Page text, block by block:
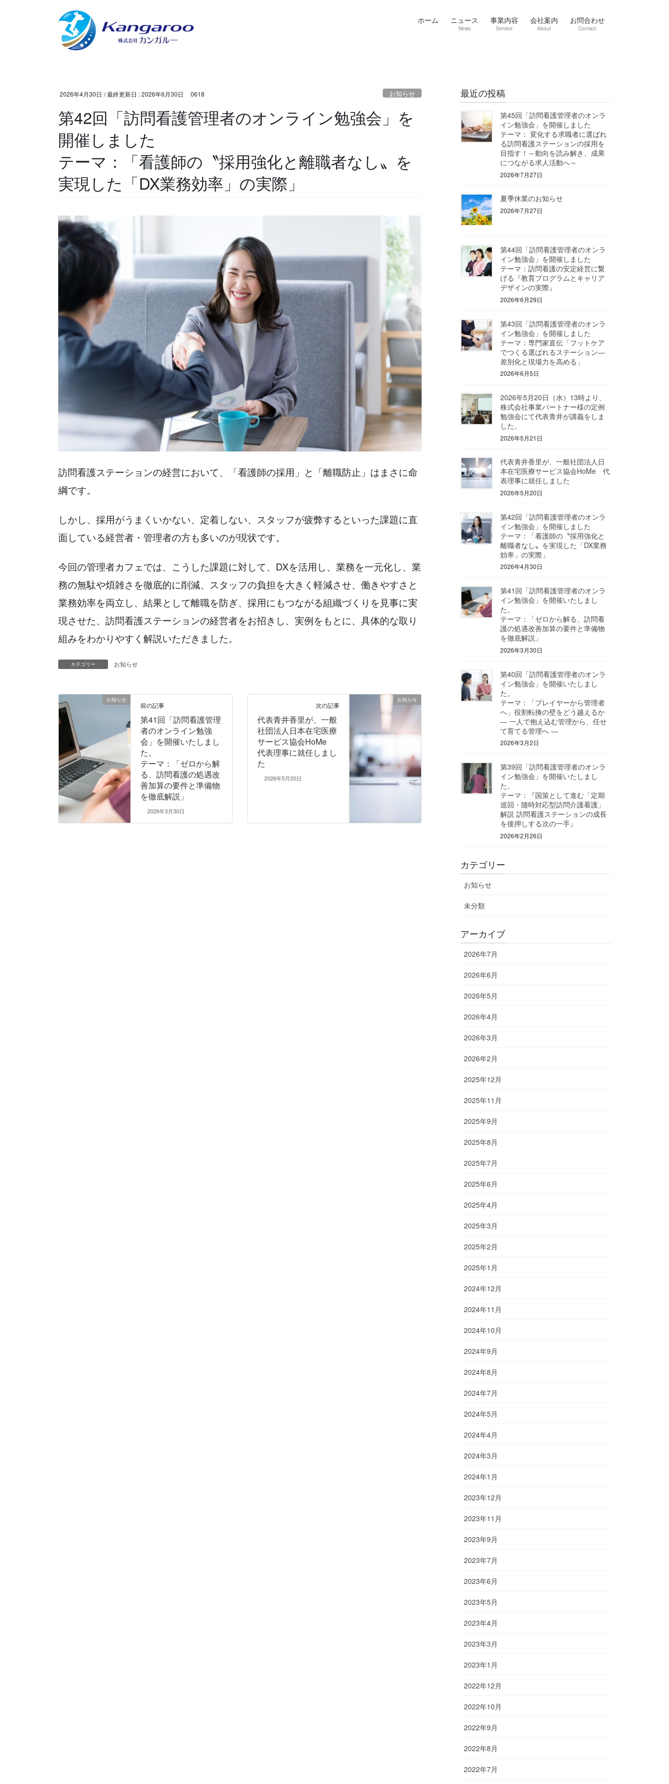
ホーム ニュース
News
事業内容
Service
会社案内
About
お問合わせ
Contact
2026年4月30日 / 最終更新日 :2026年6月30日 0618 お知らせ
第42回「訪問看護管理者のオンライン勉強会」を
開催しました
テーマ：「看護師の〝採用強化と離職者なし〟を
実現した「DX業務効率」の実際」
訪問看護ステーションの経営において、「看護師の採用」と「離職防止」はまさに命
綱です。
しかし、採用がうまくいかない、定着しない、スタッフが疲弊するといった課題に直
面している経営者・管理者の方も多いのが現状です。
今回の管理者カフェでは、こうした課題に対して、DXを活用し、業務を一元化し、業
務の無駄や煩雑さを徹底的に削減、スタッフの負担を大きく軽減させ、働きやすさと
業務効率を両立し、結果として離職を防ぎ、採用にもつながる組織づくりを見事に実
現させた、訪問看護ステーションの経営者をお招きし、実例をもとに、具体的な取り
組みをわかりやすく解説いただきました。
カテゴリー お知らせ
お知らせ
前の記事
第41回「訪問看護管理
者のオンライン勉強
会」を開催いたしまし
た。
テーマ：「ゼロから解
る、訪問看護の処遇改
善加算の要件と準備物
を徹底解説」
2026年3月30日
お知らせ
次の記事
代表青井香里が、一般
社団法人日本在宅医療
サービス協会HoMe
代表理事に就任しまし
た
2026年5月20日
最近の投稿
第45回「訪問看護管理者のオンラ
イン勉強会」を開催しました
テーマ： 変化する求職者に選ばれ
る訪問看護ステーションの採用を
目指す！～動向を読み解き、成果
につながる求人活動へ～
2026年7月27日
夏季休業のお知らせ
2026年7月27日
第44回「訪問看護管理者のオンラ
イン勉強会」を開催しました
テーマ：訪問看護の安定経営に繋
げる『教育プログラムとキャリア
デザインの実際』
2026年6月29日
第43回「訪問看護管理者のオンラ
イン勉強会」を開催しました
テーマ：専門家直伝「フットケア
でつくる選ばれるステーション―
差別化と現場力を高める」
2026年6月5日
2026年5月20日（水）13時より、
株式会社事業パートナー様の定例
勉強会にて代表青井が講義をしま
した。
2026年5月21日
代表青井香里が、一般社団法人日
本在宅医療サービス協会HoMe 代
表理事に就任しました
2026年5月20日
第42回「訪問看護管理者のオンラ
イン勉強会」を開催しました
テーマ：「看護師の〝採用強化と
離職者なし〟を実現した「DX業務
効率」の実際」
2026年4月30日
第41回「訪問看護管理者のオンラ
イン勉強会」を開催いたしまし
た。
テーマ：「ゼロから解る、訪問看
護の処遇改善加算の要件と準備物
を徹底解説」
2026年3月30日
第40回「訪問看護管理者のオンラ
イン勉強会」を開催いたしまし
た。
テーマ：「プレイヤーから管理者
へ」役割転換の壁をどう越えるか
― 一人で抱え込む管理から、任せ
て育てる管理へ ―
2026年3月2日
第39回「訪問看護管理者のオンラ
イン勉強会」を開催いたしまし
た。
テーマ：『国策として進む「定期
巡回・随時対応型訪問介護看護」
解説 訪問看護ステーションの成長
を後押しする次の一手』
2026年2月26日
カテゴリー
お知らせ
未分類
アーカイブ
2026年7月
2026年6月
2026年5月
2026年4月
2026年3月
2026年2月
2025年12月
2025年11月
2025年9月
2025年8月
2025年7月
2025年6月
2025年4月
2025年3月
2025年2月
2025年1月
2024年12月
2024年11月
2024年10月
2024年9月
2024年8月
2024年7月
2024年5月
2024年4月
2024年3月
2024年1月
2023年12月
2023年11月
2023年9月
2023年7月
2023年6月
2023年5月
2023年4月
2023年3月
2023年1月
2022年12月
2022年10月
2022年9月
2022年8月
2022年7月